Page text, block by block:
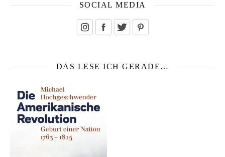
SOCIAL MEDIA
DAS LESE ICH GERADE…